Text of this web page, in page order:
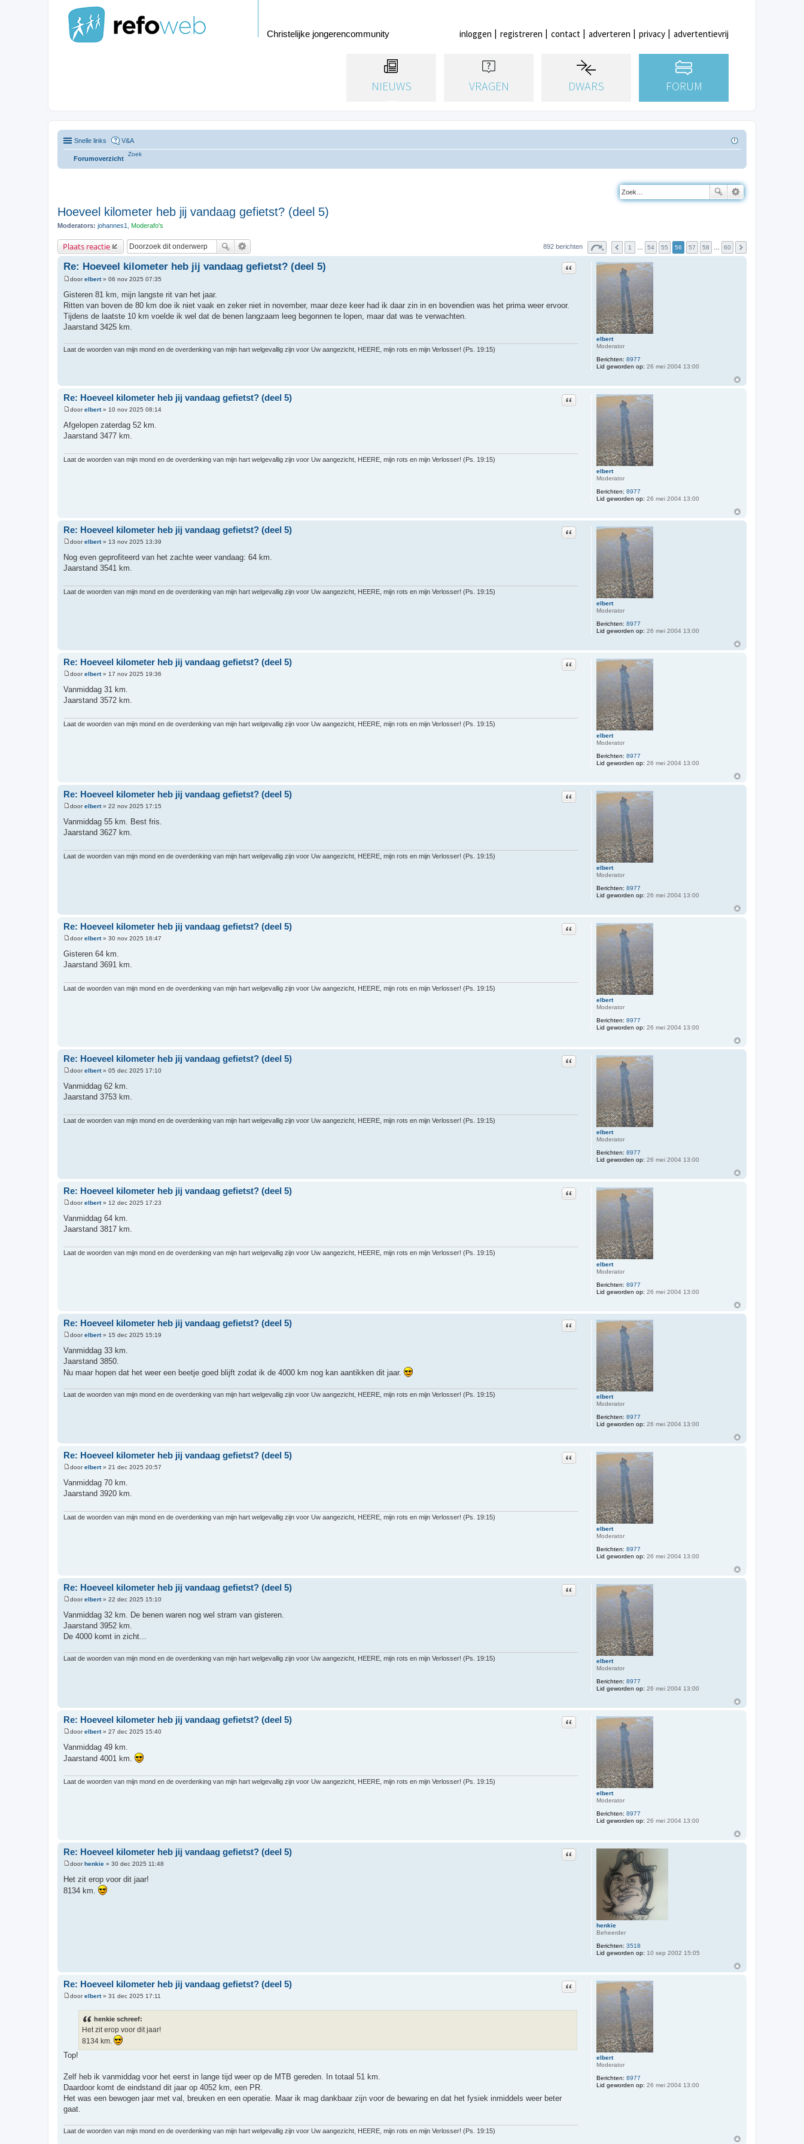
Christelijke jongerencommunity inloggen registreren contact adverteren privacy advertentievrij
NIEUWS VRAGEN DWARS FORUM
Snelle links V&A
Forumoverzicht
Zoek
Hoeveel kilometer heb jij vandaag gefietst? (deel 5)
Moderators: johannes1 Moderafo's
Plaats reactie 892 berichten 1 54 55 56 57 58 60
elbert
Moderator
Berichten: 8977
Lid geworden op: 26 mei 2004 13:00
Re: Hoeveel kilometer heb jij vandaag gefietst? (deel 5) Citeer
e
r
i
c
h
t
doorelbert» 06 nov 2025 07:35
Gisteren 81 km, mijn langste rit van het jaar.
Ritten van boven de 80 km doe ik niet vaak en zeker niet in november, maar deze keer had ik daar zin in en bovendien was het prima weer ervoor.
Tijdens de laatste 10 km voelde ik wel dat de benen langzaam leeg begonnen te lopen, maar dat was te verwachten.
Jaarstand 3425 km.
Laat de woorden van mijn mond en de overdenking van mijn hart welgevallig zijn voor Uw aangezicht, HEERE, mijn rots en mijn Verlosser! (Ps. 19:15)
elbert
Moderator
Berichten: 8977
Lid geworden op: 26 mei 2004 13:00
Re: Hoeveel kilometer heb jij vandaag gefietst? (deel 5) Citeer
e
r
i
t
doorelbert» 10 nov 2025 08:14
Afgelopen zaterdag 52 km.
Jaarstand 3477 km.
Laat de woorden van mijn mond en de overdenking van mijn hart welgevallig zijn voor Uw aangezicht, HEERE, mijn rots en mijn Verlosser! (Ps. 19:15)
elbert
Moderator
Berichten: 8977
Lid geworden op: 26 mei 2004 13:00
Re: Hoeveel kilometer heb jij vandaag gefietst? (deel 5) Citeer
r
i
t
doorelbert» 13 nov 2025 13:39
Nog even geprofiteerd van het zachte weer vandaag: 64 km.
Jaarstand 3541 km.
Laat de woorden van mijn mond en de overdenking van mijn hart welgevallig zijn voor Uw aangezicht, HEERE, mijn rots en mijn Verlosser! (Ps. 19:15)
elbert
Moderator
Berichten: 8977
Lid geworden op: 26 mei 2004 13:00
Re: Hoeveel kilometer heb jij vandaag gefietst? (deel 5) Citeer
r
i
t
doorelbert» 17 nov 2025 19:36
Vanmiddag 31 km.
Jaarstand 3572 km.
Laat de woorden van mijn mond en de overdenking van mijn hart welgevallig zijn voor Uw aangezicht, HEERE, mijn rots en mijn Verlosser! (Ps. 19:15)
elbert
Moderator
Berichten: 8977
Lid geworden op: 26 mei 2004 13:00
Re: Hoeveel kilometer heb jij vandaag gefietst? (deel 5) Citeer
r
i
t
doorelbert» 22 nov 2025 17:15
Vanmiddag 55 km. Best fris.
Jaarstand 3627 km.
Laat de woorden van mijn mond en de overdenking van mijn hart welgevallig zijn voor Uw aangezicht, HEERE, mijn rots en mijn Verlosser! (Ps. 19:15)
elbert
Moderator
Berichten: 8977
Lid geworden op: 26 mei 2004 13:00
Re: Hoeveel kilometer heb jij vandaag gefietst? (deel 5) Citeer
e
r
i
t
doorelbert» 30 nov 2025 16:47
Gisteren 64 km.
Jaarstand 3691 km.
Laat de woorden van mijn mond en de overdenking van mijn hart welgevallig zijn voor Uw aangezicht, HEERE, mijn rots en mijn Verlosser! (Ps. 19:15)
elbert
Moderator
Berichten: 8977
Lid geworden op: 26 mei 2004 13:00
Re: Hoeveel kilometer heb jij vandaag gefietst? (deel 5) Citeer
r
i
t
doorelbert» 05 dec 2025 17:10
Vanmiddag 62 km.
Jaarstand 3753 km.
Laat de woorden van mijn mond en de overdenking van mijn hart welgevallig zijn voor Uw aangezicht, HEERE, mijn rots en mijn Verlosser! (Ps. 19:15)
elbert
Moderator
Berichten: 8977
Lid geworden op: 26 mei 2004 13:00
Re: Hoeveel kilometer heb jij vandaag gefietst? (deel 5) Citeer
r
i
t
doorelbert» 12 dec 2025 17:23
Vanmiddag 64 km.
Jaarstand 3817 km.
Laat de woorden van mijn mond en de overdenking van mijn hart welgevallig zijn voor Uw aangezicht, HEERE, mijn rots en mijn Verlosser! (Ps. 19:15)
elbert
Moderator
Berichten: 8977
Lid geworden op: 26 mei 2004 13:00
Re: Hoeveel kilometer heb jij vandaag gefietst? (deel 5) Citeer
r
i
h
doorelbert» 15 dec 2025 15:19
Vanmiddag 33 km.
Jaarstand 3850.
Nu maar hopen dat het weer een beetje goed blijft zodat ik de 4000 km nog kan aantikken dit jaar.
Laat de woorden van mijn mond en de overdenking van mijn hart welgevallig zijn voor Uw aangezicht, HEERE, mijn rots en mijn Verlosser! (Ps. 19:15)
elbert
Moderator
Berichten: 8977
Lid geworden op: 26 mei 2004 13:00
Re: Hoeveel kilometer heb jij vandaag gefietst? (deel 5) Citeer
r
i
t
doorelbert» 21 dec 2025 20:57
Vanmiddag 70 km.
Jaarstand 3920 km.
Laat de woorden van mijn mond en de overdenking van mijn hart welgevallig zijn voor Uw aangezicht, HEERE, mijn rots en mijn Verlosser! (Ps. 19:15)
elbert
Moderator
Berichten: 8977
Lid geworden op: 26 mei 2004 13:00
Re: Hoeveel kilometer heb jij vandaag gefietst? (deel 5) Citeer
r
i
h
doorelbert» 22 dec 2025 15:10
Vanmiddag 32 km. De benen waren nog wel stram van gisteren.
Jaarstand 3952 km.
De 4000 komt in zicht...
Laat de woorden van mijn mond en de overdenking van mijn hart welgevallig zijn voor Uw aangezicht, HEERE, mijn rots en mijn Verlosser! (Ps. 19:15)
elbert
Moderator
Berichten: 8977
Lid geworden op: 26 mei 2004 13:00
Re: Hoeveel kilometer heb jij vandaag gefietst? (deel 5) Citeer
r
i
t
doorelbert» 27 dec 2025 15:40
Vanmiddag 49 km.
Jaarstand 4001 km.
Laat de woorden van mijn mond en de overdenking van mijn hart welgevallig zijn voor Uw aangezicht, HEERE, mijn rots en mijn Verlosser! (Ps. 19:15)
henkie
Beheerder
Berichten: 3518
Lid geworden op: 10 sep 2002 15:05
Re: Hoeveel kilometer heb jij vandaag gefietst? (deel 5) Citeer
r
doorhenkie » 30 dec 2025 11:48
Het zit erop voor dit jaar!
8134 km.
elbert
Moderator
Berichten: 8977
Lid geworden op: 26 mei 2004 13:00
Re: Hoeveel kilometer heb jij vandaag gefietst? (deel 5) Citeer
doorelbert» 31 dec 2025 17:11
henkie schreef:
Het zit erop voor dit jaar!
8134 km.
Top!
Zelf heb ik vanmiddag voor het eerst in lange tijd weer op de MTB gereden. In totaal 51 km.
Daardoor komt de eindstand dit jaar op 4052 km, een PR.
Het was een bewogen jaar met val, breuken en een operatie. Maar ik mag dankbaar zijn voor de bewaring en dat het fysiek inmiddels weer beter
gaat.
Laat de woorden van mijn mond en de overdenking van mijn hart welgevallig zijn voor Uw aangezicht, HEERE, mijn rots en mijn Verlosser! (Ps. 19:15)